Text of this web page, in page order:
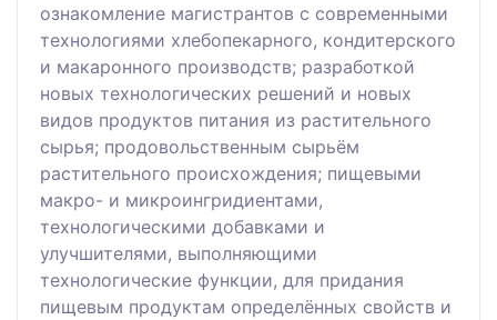
ознакомление магистрантов с современными
технологиями хлебопекарного, кондитерского
и макаронного производств; разработкой
новых технологических решений и новых
видов продуктов питания из растительного
сырья; продовольственным сырьём
растительного происхождения; пищевыми
макро- и микроингридиентами,
технологическими добавками и
улучшителями, выполняющими
технологические функции, для придания
пищевым продуктам определённых свойств и